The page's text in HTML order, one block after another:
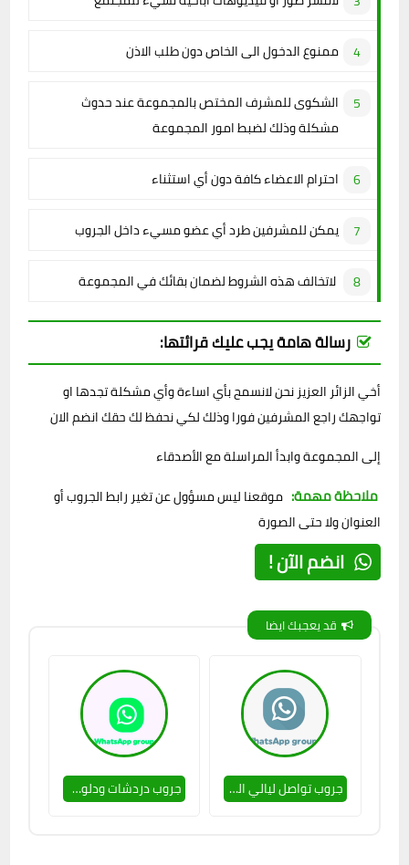
ممنوع الدخول الى الخاص دون طلب الاذن
الشكوى للمشرف المختص بالمجموعة عند حدوث
مشكلة وذلك لضبط امور المجموعة
احترام الاعضاء كافة دون أي استثناء
يمكن للمشرفين طرد أي عضو مسيء داخل الجروب
لاتخالف هذه الشروط لضمان بقائك في المجموعة
رسالة هامة يجب عليك قرائتها:
أخي الزائر العزيز نحن لانسمح بأي اساءة وأي مشكلة تجدها او
تواجهك راجع المشرفين فورا وذلك لكي نحفظ لك حقك انضم الان
إلى المجموعة وابدأ المراسلة مع الأصدقاء
ملاحظة مهمة: موقعنا ليس مسؤول عن تغير رابط الجروب أو
العنوان ولا حتى الصورة
انضم الآن !
قد يعجبك ايضا
جروب تواصل ليالي الحب 🔥🥵 جروب دردشات ودلوعات ❤🔥